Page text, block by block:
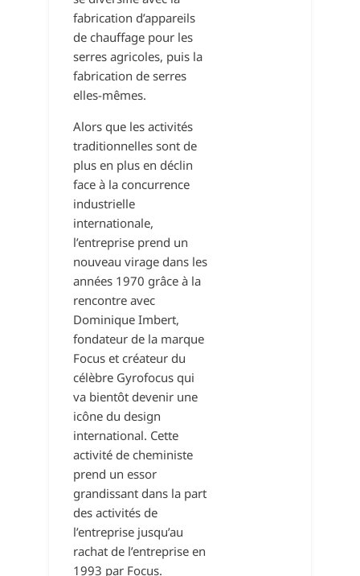
fabrication d’appareils
de chauffage pour les
serres agricoles, puis la
fabrication de serres
elles-mêmes.
Alors que les activités
traditionnelles sont de
plus en plus en déclin
face à la concurrence
industrielle
internationale,
l’entreprise prend un
nouveau virage dans les
années 1970 grâce à la
rencontre avec
Dominique Imbert,
fondateur de la marque
Focus et créateur du
célèbre Gyrofocus qui
va bientôt devenir une
icône du design
international. Cette
activité de cheministe
prend un essor
grandissant dans la part
des activités de
l’entreprise jusqu’au
rachat de l’entreprise en
1993 par Focus.